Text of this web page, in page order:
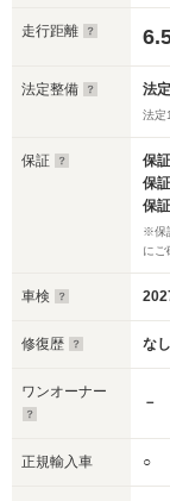
走行距離
法定整備 法
法定
保証
保
保
保
※保
にご
車検
修復歴 なし
ワンオーナー
－
正規輸入車 ○